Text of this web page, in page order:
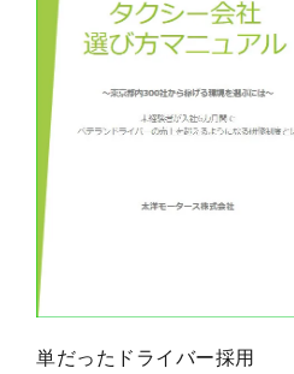
単だったドライバー採用